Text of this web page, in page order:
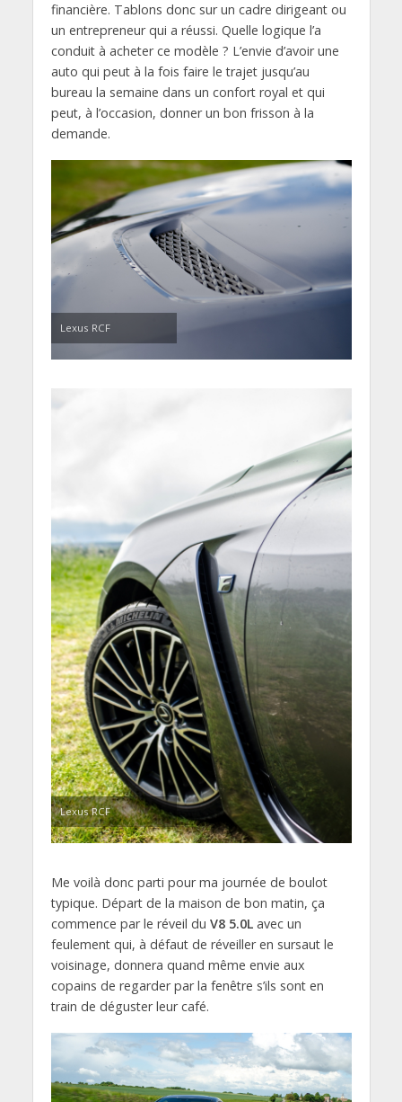
financière. Tablons donc sur un cadre dirigeant ou
un entrepreneur qui a réussi. Quelle logique l’a
conduit à acheter ce modèle ? L’envie d’avoir une
auto qui peut à la fois faire le trajet jusqu’au
bureau la semaine dans un confort royal et qui
peut, à l’occasion, donner un bon frisson à la
demande.
Lexus RCF
Lexus RCF
Me voilà donc parti pour ma journée de boulot
typique. Départ de la maison de bon matin, ça
commence par le réveil du V8 5.0Lavec un
feulement qui, à défaut de réveiller en sursaut le
voisinage, donnera quand même envie aux
copains de regarder par la fenêtre s’ils sont en
train de déguster leur café.